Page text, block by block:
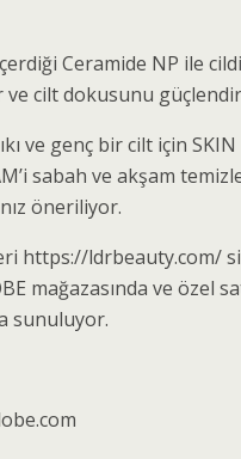
Ceramide NP ile
cilt dokusunu
ve genç bir cilt için
sabah ve akşam
öneriliyor.
https://ldrbeauty.com/
mağazasında ve özel
sunuluyor.